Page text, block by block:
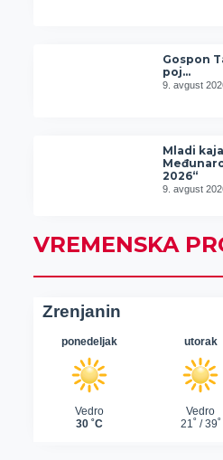
Gospon
poj…
9. avgust
Mladi
2026“
9. avgust
VREMENSKA